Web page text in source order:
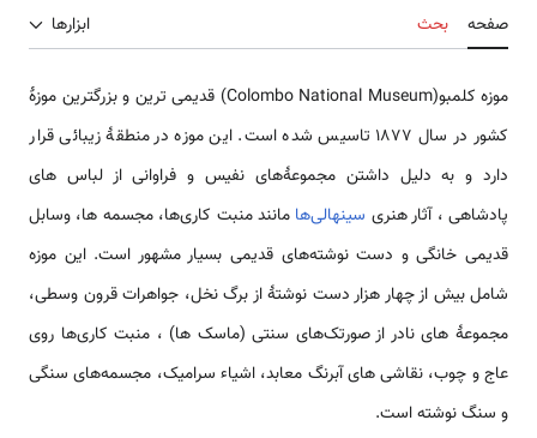
صفحه بحث ابزارها
موزه کلمبو(Colombo National Museum) قدیمی ترین و بزرگترین موزۀ
کشور در سال 1877 تاسیس شده است. این موزه در منطقۀ زیبائی قرار
دارد و به دلیل داشتن مجموعۀ‌های نفیس و فراوانی از لباس های
پادشاهی ، آثار هنری سینهالی‌ها مانند منبت کاری‌ها، مجسمه ها، وسابل
قدیمی خانگی و دست نوشته‌های قدیمی بسیار مشهور است. این موزه
شامل بیش از چهار هزار دست نوشتۀ از برگ نخل، جواهرات قرون وسطی،
مجموعۀ های نادر از صورتک‌های سنتی (ماسک ها) ، منبت کاری‌ها روی
عاج و چوب، نقاشی های آبرنگ معابد، اشیاء سرامیک، مجسمه‌های سنگی
و سنگ نوشته است.